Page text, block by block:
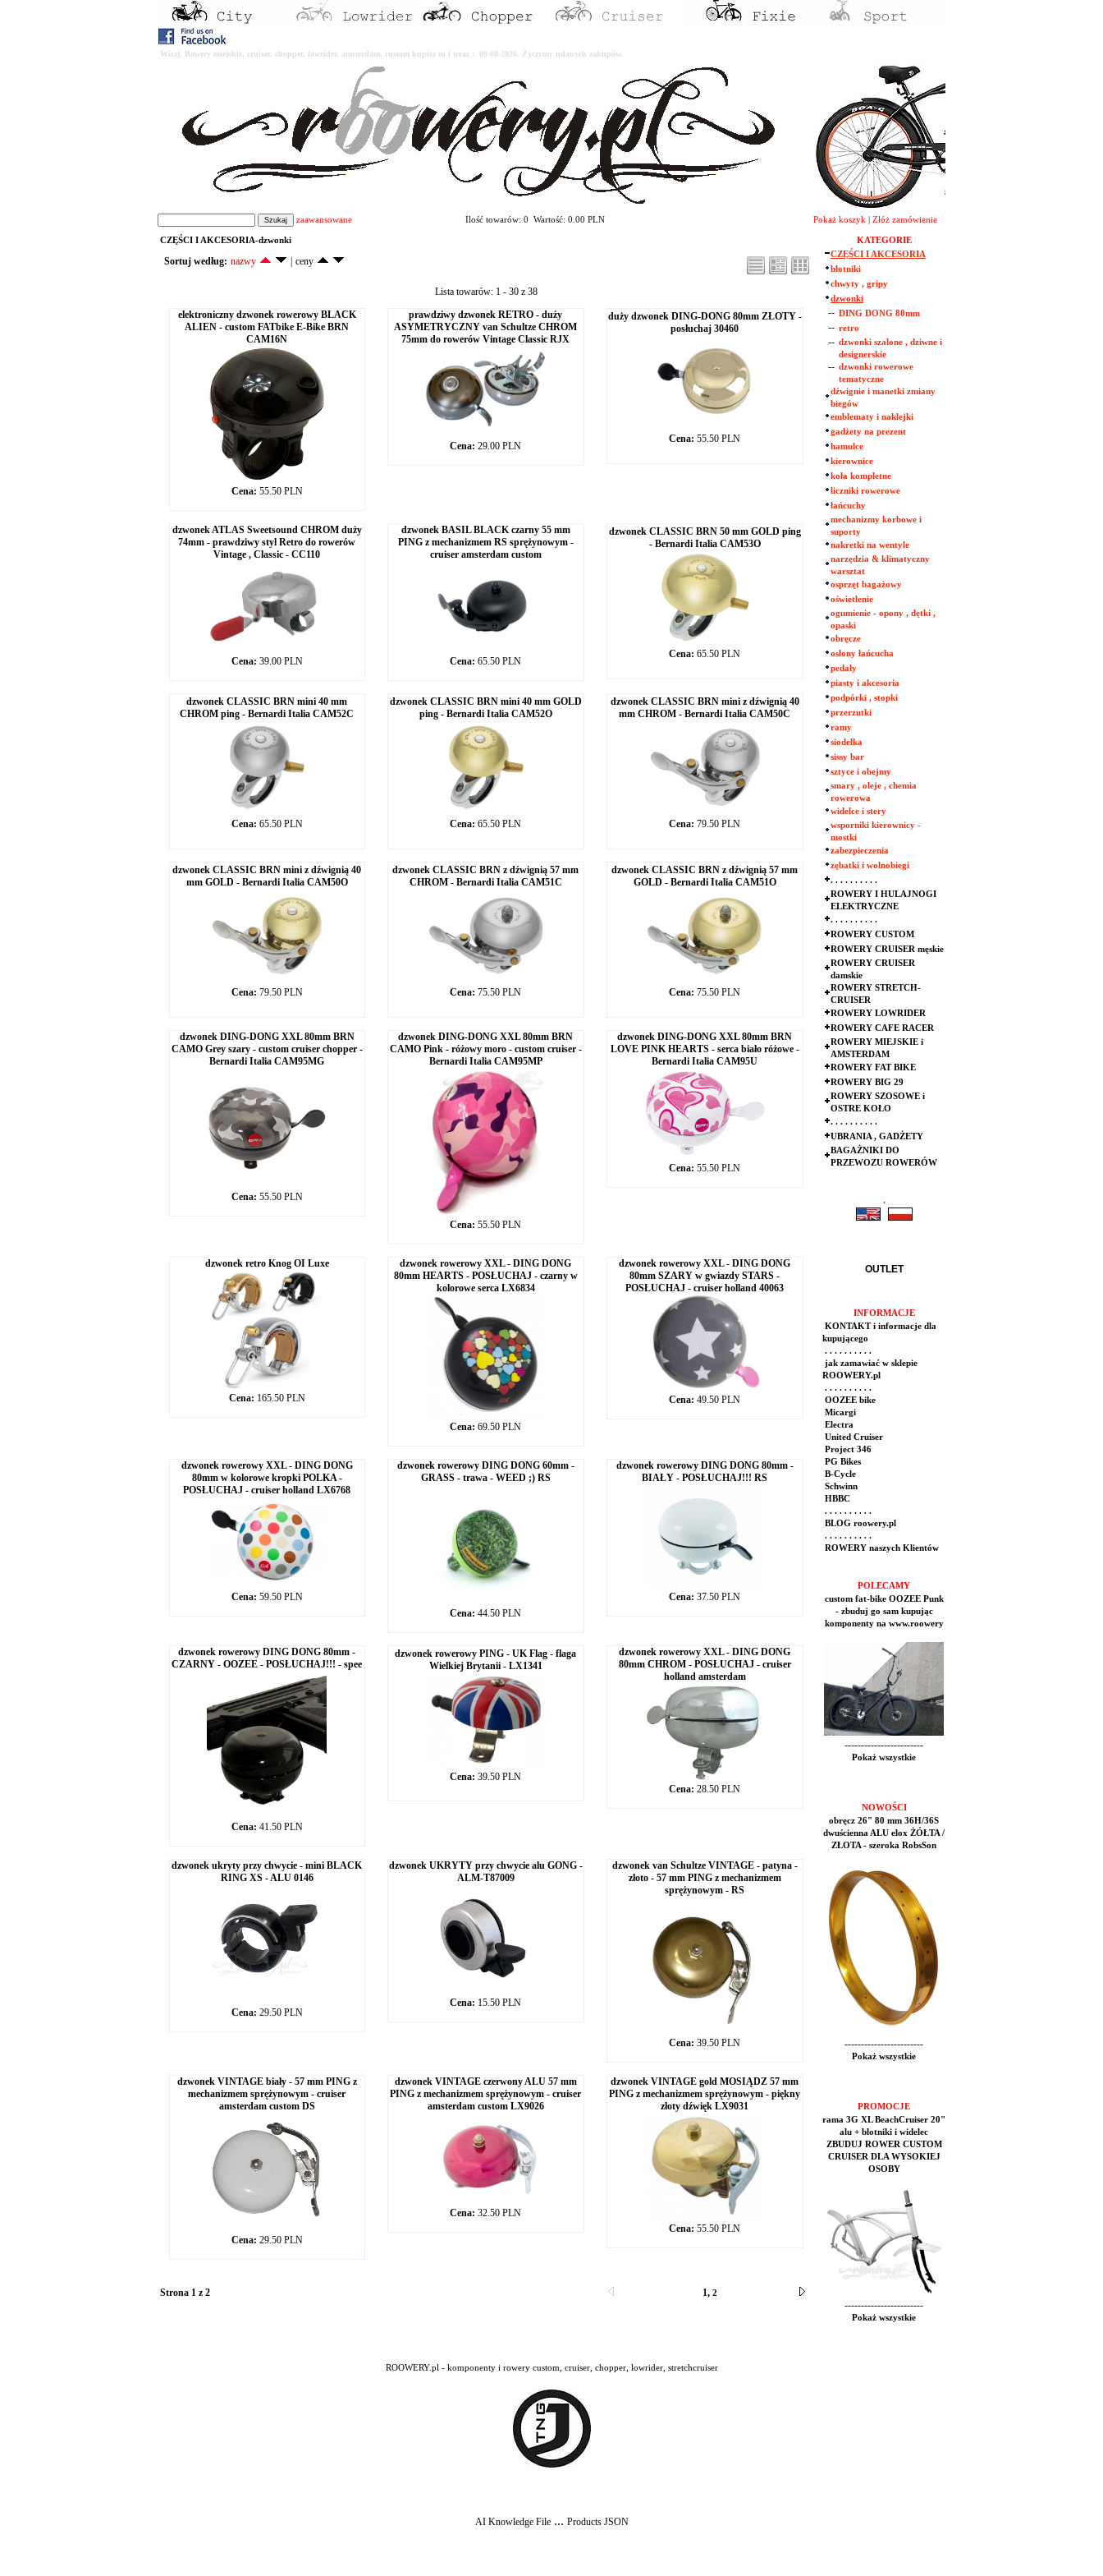
Witaj. Rowery miejskie, cruiser, chopper, lowrider, amsterdam, custom kupisz tu i teraz : 09-08-2026. Życzymy udanych zakupów.
zaawansowane Ilość towarów: 0 Wartość: 0.00 PLN Pokaż koszyk Złóż zamówienie
CZĘŚCI I AKCESORIA-dzwonki
Sortuj według: nazwy ceny
Lista towarów: 1 - 30 z 38
elektroniczny dzwonek rowerowy BLACK
ALIEN - custom FATbike E-Bike BRN
CAM16N
Cena: 55.50 PLN
prawdziwy dzwonek RETRO - duży
ASYMETRYCZNY van Schultze CHROM
75mm do rowerów Vintage Classic RJX
Cena: 29.00 PLN
duży dzwonek DING-DONG 80mm ZŁOTY -
posłuchaj 30460
Cena: 55.50 PLN
dzwonek ATLAS Sweetsound CHROM duży
74mm - prawdziwy styl Retro do rowerów
Vintage , Classic - CC110
Cena: 39.00 PLN
dzwonek BASIL BLACK czarny 55 mm
PING z mechanizmem RS sprężynowym -
cruiser amsterdam custom
Cena: 65.50 PLN
dzwonek CLASSIC BRN 50 mm GOLD ping
- Bernardi Italia CAM53O
Cena: 65.50 PLN
dzwonek CLASSIC BRN mini 40 mm
CHROM ping - Bernardi Italia CAM52C
Cena: 65.50 PLN
dzwonek CLASSIC BRN mini 40 mm GOLD
ping - Bernardi Italia CAM52O
Cena: 65.50 PLN
dzwonek CLASSIC BRN mini z dźwignią 40
mm CHROM - Bernardi Italia CAM50C
Cena: 79.50 PLN
dzwonek CLASSIC BRN mini z dźwignią 40
mm GOLD - Bernardi Italia CAM50O
Cena: 79.50 PLN
dzwonek CLASSIC BRN z dźwignią 57 mm
CHROM - Bernardi Italia CAM51C
Cena: 75.50 PLN
dzwonek CLASSIC BRN z dźwignią 57 mm
GOLD - Bernardi Italia CAM51O
Cena: 75.50 PLN
dzwonek DING-DONG XXL 80mm BRN
CAMO Grey szary - custom cruiser chopper -
Bernardi Italia CAM95MG
Cena: 55.50 PLN
dzwonek DING-DONG XXL 80mm BRN
CAMO Pink - różowy moro - custom cruiser -
Bernardi Italia CAM95MP
Cena: 55.50 PLN
dzwonek DING-DONG XXL 80mm BRN
LOVE PINK HEARTS - serca biało różowe -
Bernardi Italia CAM95U
Cena: 55.50 PLN
dzwonek retro Knog OI Luxe
Cena: 165.50 PLN
dzwonek rowerowy XXL - DING DONG
80mm HEARTS - POSŁUCHAJ - czarny w
kolorowe serca LX6834
Cena: 69.50 PLN
dzwonek rowerowy XXL - DING DONG
80mm SZARY w gwiazdy STARS -
POSŁUCHAJ - cruiser holland 40063
Cena: 49.50 PLN
dzwonek rowerowy XXL - DING DONG
80mm w kolorowe kropki POLKA -
POSŁUCHAJ - cruiser holland LX6768
Cena: 59.50 PLN
dzwonek rowerowy DING DONG 60mm -
GRASS - trawa - WEED ;) RS
Cena: 44.50 PLN
dzwonek rowerowy DING DONG 80mm -
BIAŁY - POSŁUCHAJ!!! RS
Cena: 37.50 PLN
dzwonek rowerowy DING DONG 80mm -
CZARNY - OOZEE - POSŁUCHAJ!!! - spee
Cena: 41.50 PLN
dzwonek rowerowy PING - UK Flag - flaga
Wielkiej Brytanii - LX1341
Cena: 39.50 PLN
dzwonek rowerowy XXL - DING DONG
80mm CHROM - POSŁUCHAJ - cruiser
holland amsterdam
Cena: 28.50 PLN
dzwonek ukryty przy chwycie - mini BLACK
RING XS - ALU 0146
Cena: 29.50 PLN
dzwonek UKRYTY przy chwycie alu GONG -
ALM-T87009
Cena: 15.50 PLN
dzwonek van Schultze VINTAGE - patyna -
złoto - 57 mm PING z mechanizmem
sprężynowym - RS
Cena: 39.50 PLN
dzwonek VINTAGE biały - 57 mm PING z
mechanizmem sprężynowym - cruiser
amsterdam custom DS
Cena: 29.50 PLN
dzwonek VINTAGE czerwony ALU 57 mm
PING z mechanizmem sprężynowym - cruiser
amsterdam custom LX9026
Cena: 32.50 PLN
dzwonek VINTAGE gold MOSIĄDZ 57 mm
PING z mechanizmem sprężynowym - piękny
złoty dźwięk LX9031
Cena: 55.50 PLN
Strona 1 z 2 1, 2
KATEGORIE
CZĘŚCI I AKCESORIA
błotniki
chwyty , gripy
dzwonki
-- DING DONG 80mm
-- retro
-- dzwonki szalone , dziwne i
designerskie
-- dzwonki rowerowe
tematyczne
dźwignie i manetki zmiany
biegów
emblematy i naklejki
gadżety na prezent
hamulce
kierownice
koła kompletne
liczniki rowerowe
łańcuchy
mechanizmy korbowe i
suporty
nakretki na wentyle
narzędzia & klimatyczny
warsztat
osprzęt bagażowy
oświetlenie
ogumienie - opony , dętki ,
opaski
obręcze
osłony łańcucha
pedały
piasty i akcesoria
podpórki , stopki
przerzutki
ramy
siodełka
sissy bar
sztyce i obejmy
smary , oleje , chemia
rowerowa
widelce i stery
wsporniki kierownicy -
mostki
zabezpieczenia
zębatki i wolnobiegi
. . . . . . . . . .
ROWERY I HULAJNOGI
ELEKTRYCZNE
. . . . . . . . . .
ROWERY CUSTOM
ROWERY CRUISER męskie
ROWERY CRUISER
damskie
ROWERY STRETCH-
CRUISER
ROWERY LOWRIDER
ROWERY CAFE RACER
ROWERY MIEJSKIE i
AMSTERDAM
ROWERY FAT BIKE
ROWERY BIG 29
ROWERY SZOSOWE i
OSTRE KOŁO
. . . . . . . . . .
UBRANIA , GADŻETY
BAGAŻNIKI DO
PRZEWOZU ROWERÓW
.
OUTLET
INFORMACJE
KONTAKT i informacje dla
kupującego
. . . . . . . . . .
jak zamawiać w sklepie
ROOWERY.pl
. . . . . . . . . .
OOZEE bike
Micargi
Electra
United Cruiser
Project 346
PG Bikes
B-Cycle
Schwinn
HBBC
. . . . . . . . . .
BLOG roowery.pl
. . . . . . . . . .
ROWERY naszych Klientów
POLECAMY
custom fat-bike OOZEE Punk
- zbuduj go sam kupując
komponenty na www.roowery
------------------------
Pokaż wszystkie
NOWOŚCI
obręcz 26" 80 mm 36H/36S
dwuścienna ALU elox ŻÓŁTA /
ZŁOTA - szeroka RobsSon
------------------------
Pokaż wszystkie
PROMOCJE
rama 3G XL BeachCruiser 20"
alu + błotniki i widelec
ZBUDUJ ROWER CUSTOM
CRUISER DLA WYSOKIEJ
OSOBY
------------------------
Pokaż wszystkie
ROOWERY.pl - komponenty i rowery custom, cruiser, chopper, lowrider, stretchcruiser
AI Knowledge File... Products JSON